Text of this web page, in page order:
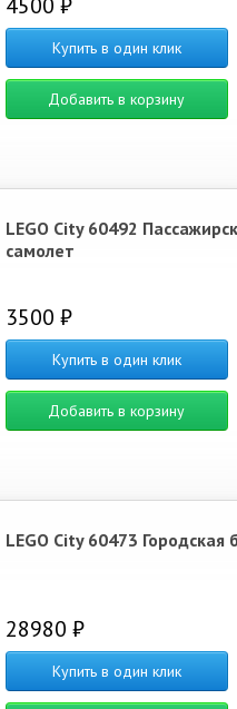
Купить в один клик
Добавить в корзину
LEGO City 60492
самолет
3500 ₽
Купить в один клик
Добавить в корзину
LEGO City 60473 Городская
28980 ₽
Купить в один клик